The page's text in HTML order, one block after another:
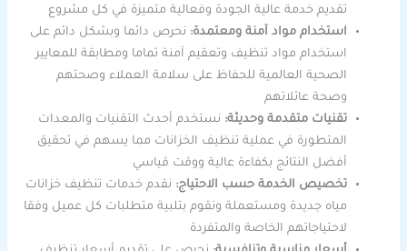
تقديم خدمة عالية الجودة وفعالية متميزة في كل مشروع
استخدام مواد آمنة ومعتمدة: نحرص دائما وبشكل دائم على
استخدام مواد تنظيف وتعقيم آمنة تماما ومطابقة للمعايير
الصحية العالمية للحفاظ على سلامة العملاء وصحتهم
وصحة عائلاتهم
تقنيات متقدمة وحديثة: نستخدم أحدث التقنيات والمعدات
المتطورة في عملية تنظيف الخزانات مما يسهم في تحقيق
أفضل النتائج بكفاءة عالية ووقت قياسي
تخصيص الخدمة حسب الاحتياج: نقدم خدمات تنظيف خزانات
مياه جديدة ومستعملة ونقوم بتلبية متطلبات كل عميل وفقا
لاحتياجاتهم الخاصة والمتفردة